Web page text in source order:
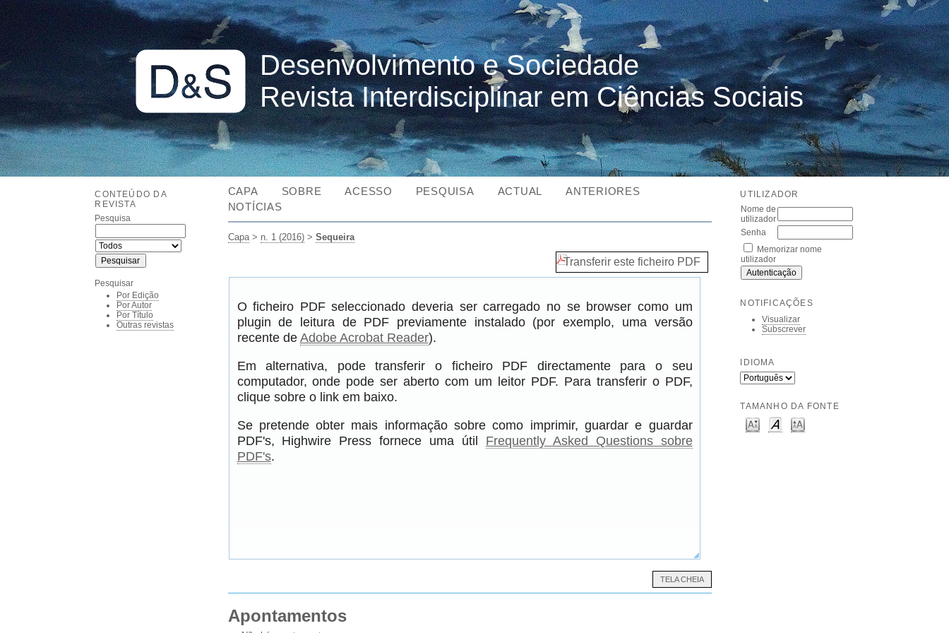
Desenvolvimento e Sociedade
Revista Interdisciplinar em Ciências Sociais
CONTEÚDO DA
REVISTA
Pesquisa
Pesquisar
Por Edição
Por Autor
Por Título
Outras revistas
UTILIZADOR
Nome de
utilizador
Senha
Memorizar nome
utilizador
NOTIFICAÇÕES
Visualizar
Subscrever
IDIOMA
TAMANHO DA FONTE
CAPA SOBRE ACESSO PESQUISA ACTUAL
ANTERIORES
NOTÍCIAS
Capa> n. 1 (2016)> Sequeira
Transferir este ficheiro PDF
O ficheiro PDF seleccionado deveria ser carregado no se browser como um
plugin de leitura de PDF previamente instalado (por exemplo, uma versão
recente deAdobe Acrobat Reader).
Em alternativa, pode transferir o ficheiro PDF directamente para o seu
computador, onde pode ser aberto com um leitor PDF. Para transferir o PDF,
clique sobre o link em baixo.
Se pretende obter mais informação sobre como imprimir, guardar e guardar
PDF's, Highwire Press fornece uma útil Frequently Asked Questions sobre
PDF's.
TELA CHEIA
Apontamentos